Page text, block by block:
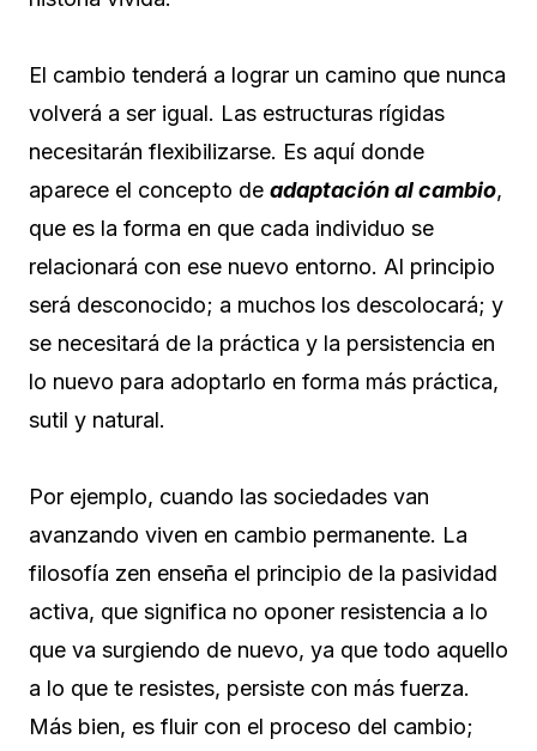
El cambio tenderá a lograr un camino que nunca
volverá a ser igual. Las estructuras rígidas
necesitarán flexibilizarse. Es aquí donde
aparece el concepto de adaptación al cambio,
que es la forma en que cada individuo se
relacionará con ese nuevo entorno. Al principio
será desconocido; a muchos los descolocará; y
se necesitará de la práctica y la persistencia en
lo nuevo para adoptarlo en forma más práctica,
sutil y natural.
Por ejemplo, cuando las sociedades van
avanzando viven en cambio permanente. La
filosofía zen enseña el principio de la pasividad
activa, que significa no oponer resistencia a lo
que va surgiendo de nuevo, ya que todo aquello
a lo que te resistes, persiste con más fuerza.
Más bien, es fluir con el proceso del cambio;